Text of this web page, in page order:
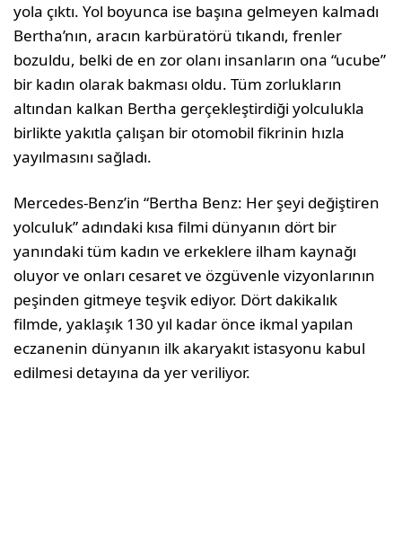
yola çıktı. Yol boyunca ise başına gelmeyen kalmadı
Bertha’nın, aracın karbüratörü tıkandı, frenler
bozuldu, belki de en zor olanı insanların ona “ucube”
bir kadın olarak bakması oldu. Tüm zorlukların
altından kalkan Bertha gerçekleştirdiği yolculukla
birlikte yakıtla çalışan bir otomobil fikrinin hızla
yayılmasını sağladı.
Mercedes-Benz’in “Bertha Benz: Her şeyi değiştiren
yolculuk” adındaki kısa filmi dünyanın dört bir
yanındaki tüm kadın ve erkeklere ilham kaynağı
oluyor ve onları cesaret ve özgüvenle vizyonlarının
peşinden gitmeye teşvik ediyor. Dört dakikalık
filmde, yaklaşık 130 yıl kadar önce ikmal yapılan
eczanenin dünyanın ilk akaryakıt istasyonu kabul
edilmesi detayına da yer veriliyor.